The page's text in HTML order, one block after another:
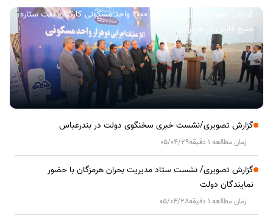
گزارش تصویری/ آیین کلنگ زنی ۲۰۰۰ واحد مسکونی کارکنان نفت ستاره
خلیج فارس در هرمزگان
گزارش تصویری/نشست خبری سخنگوی دولت در بندرعباس
زمان مطالعه 1 دقیقه 05/04/29
گزارش تصویری/ نشست ستاد مدیریت بحران هرمزگان با حضور
نمایندگان دولت
زمان مطالعه 1 دقیقه 05/04/28